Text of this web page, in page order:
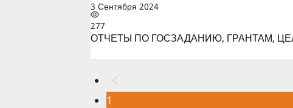
3 Сентября 2024
277
ОТЧЕТЫ ПО ГОСЗАДАНИЮ, ГРАНТАМ,
1